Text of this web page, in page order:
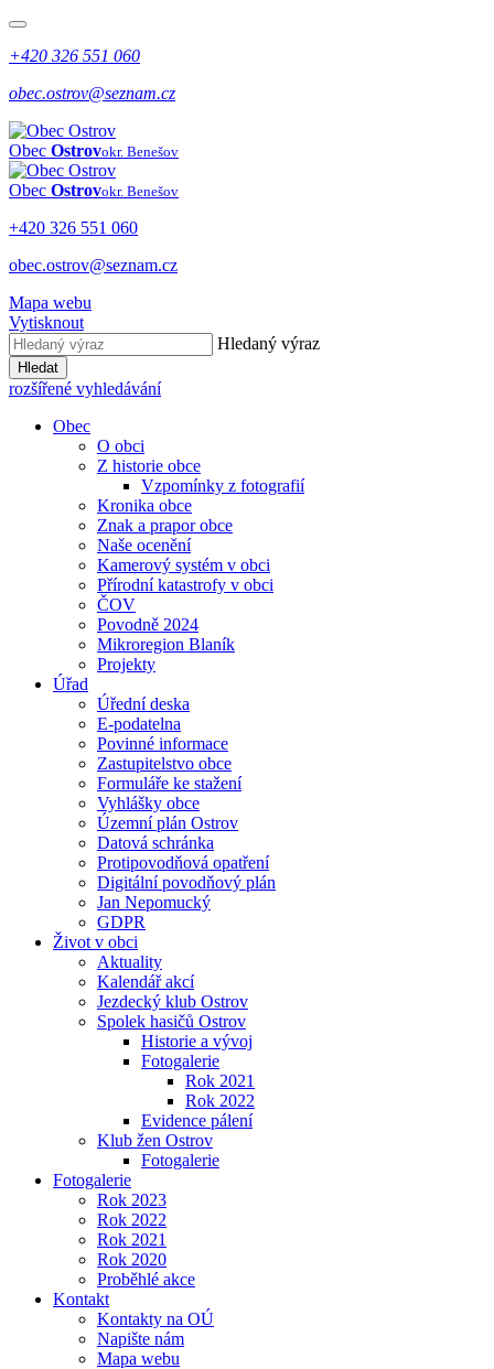
+420 326 551 060
obec.ostrov@seznam.cz
Obec Ostrovokr. Benešov
Obec Ostrovokr. Benešov
+420 326 551 060
obec.ostrov@seznam.cz
Mapa webu
Vytisknout
Hledaný výraz
Hledat
rozšířené vyhledávání
Obec
O obci
Z historie obce
Vzpomínky z fotografií
Kronika obce
Znak a prapor obce
Naše ocenění
Kamerový systém v obci
Přírodní katastrofy v obci
ČOV
Povodně 2024
Mikroregion Blaník
Projekty
Úřad
Úřední deska
E-podatelna
Povinné informace
Zastupitelstvo obce
Formuláře ke stažení
Vyhlášky obce
Územní plán Ostrov
Datová schránka
Protipovodňová opatření
Digitální povodňový plán
Jan Nepomucký
GDPR
Život v obci
Aktuality
Kalendář akcí
Jezdecký klub Ostrov
Spolek hasičů Ostrov
Historie a vývoj
Fotogalerie
Rok 2021
Rok 2022
Evidence pálení
Klub žen Ostrov
Fotogalerie
Fotogalerie
Rok 2023
Rok 2022
Rok 2021
Rok 2020
Proběhlé akce
Kontakt
Kontakty na OÚ
Napište nám
Mapa webu